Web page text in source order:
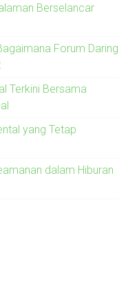
Berselancar
Forum Daring
Terkini Bersama
yang Tetap
dalam Hiburan